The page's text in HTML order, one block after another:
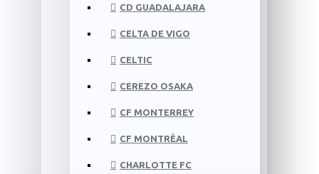
CD GUADALAJARA
CELTA DE VIGO
CELTIC
CEREZO OSAKA
CF MONTERREY
CF MONTRÉAL
CHARLOTTE FC